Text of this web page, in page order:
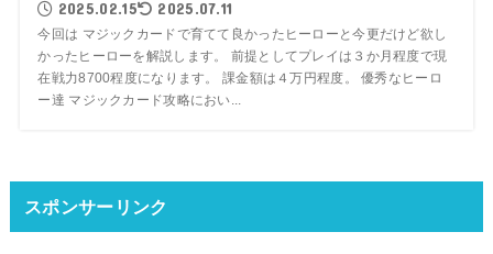
2025.02.15 2025.07.11
今回は マジックカードで育てて良かったヒーローと今更だけど欲し
かったヒーローを解説します。 前提としてプレイは３か月程度で現
在戦力8700程度になります。 課金額は４万円程度。 優秀なヒーロ
ー達 マジックカード攻略におい...
スポンサーリンク